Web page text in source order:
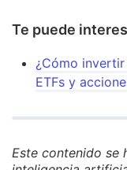
Te puede
¿Cómo
ETFs y
Este contenido se